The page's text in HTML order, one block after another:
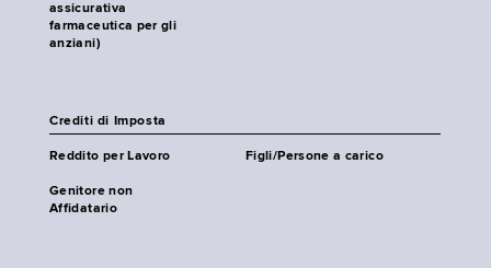
assicurativa
farmaceutica per gli
anziani)
Crediti di Imposta
Reddito per Lavoro Figli/Persone a carico
Genitore non
Affidatario